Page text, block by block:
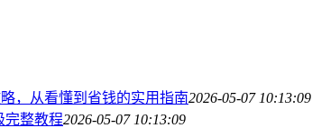
，从看懂到省钱的实用指南2026-05-07 10:13:09
完整教程2026-05-07 10:13:09